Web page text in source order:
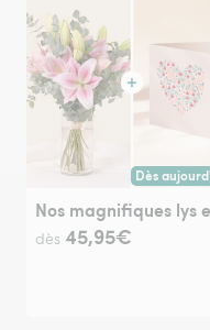
Dès
Livraison
dès 45,95€